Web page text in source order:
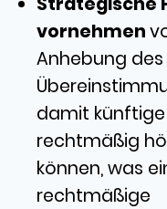
vornehmen
Anhebung
damit
rechtmäßig
können, was
rechtmäßige